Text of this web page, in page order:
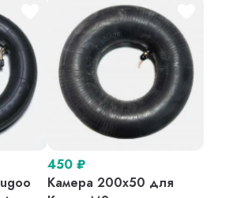
450 ₽
Камера 200x50 для